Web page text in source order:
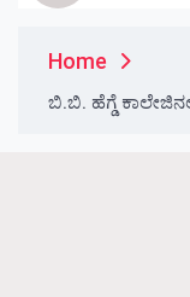
Home
ಬಿ.ಬಿ. ಹೆಗ್ಡೆ